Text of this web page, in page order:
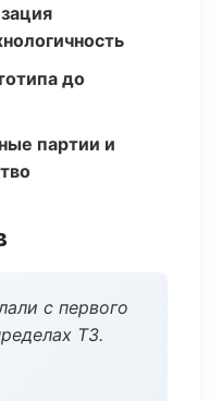
до
партии и
с первого
ТЗ.